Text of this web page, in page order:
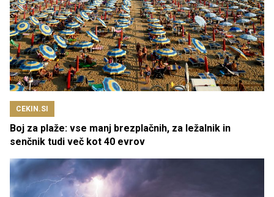
CEKIN.SI
Boj za plaže: vse manj brezplačnih, za ležalnik in
senčnik tudi več kot 40 evrov